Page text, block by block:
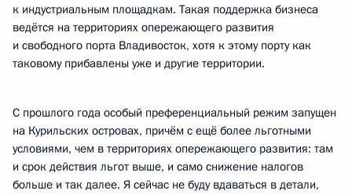
к индустриальным площадкам. Такая поддержка бизнеса
ведётся на территориях опережающего развития
и свободного порта Владивосток, хотя к этому порту как
таковому прибавлены уже и другие территории.
С прошлого года особый преференциальный режим запущен
на Курильских островах, причём с ещё более льготными
условиями, чем в территориях опережающего развития: там
и срок действия льгот выше, и само снижение налогов
больше и так далее. Я сейчас не буду вдаваться в детали,